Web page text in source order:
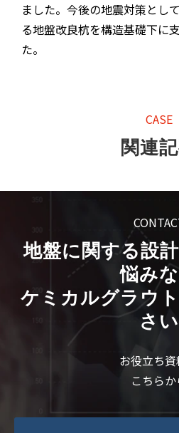
ました。今後の地震対策とし
る地盤改良杭を構造基礎下に
た。
CASE
関連
地盤に関する設
悩み
ケミカルグラウ
さい
お役立ち
こちらか